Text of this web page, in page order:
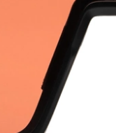
37 mm
Lățimea lentilei
Lățimea